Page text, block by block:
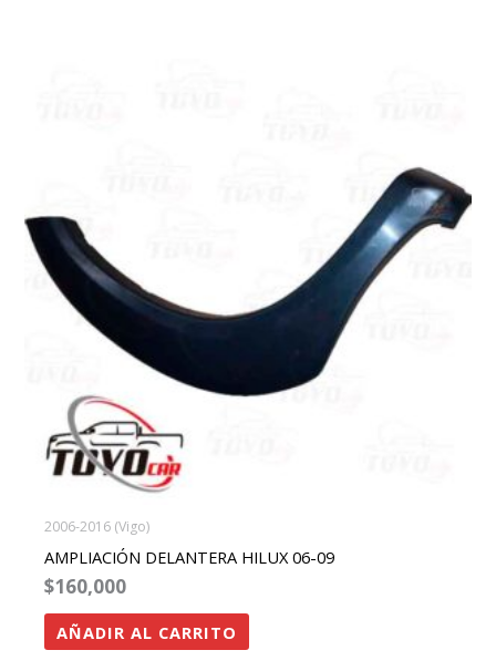
2006-2016 (Vigo)
AMPLIACIÓN DELANTERA HILUX 06-09
$160,000
AÑADIR AL CARRITO